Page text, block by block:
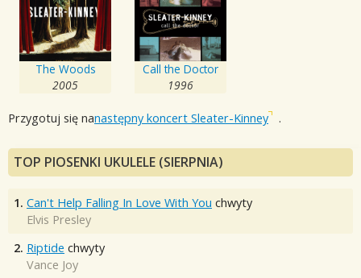
The Woods
2005
Call the Doctor
1996
Przygotuj się nanastępny koncert Sleater-Kinney .
TOP PIOSENKI UKULELE (SIERPNIA)
1. Can't Help Falling In Love With You chwyty
Elvis Presley
2. Riptide chwyty
Vance Joy